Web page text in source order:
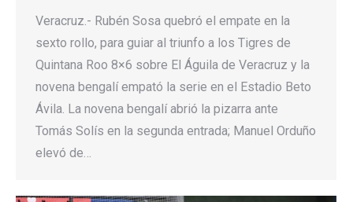
Veracruz.- Rubén Sosa quebró el empate en la
sexto rollo, para guiar al triunfo a los Tigres de
Quintana Roo 8×6 sobre El Águila de Veracruz y la
novena bengalí empató la serie en el Estadio Beto
Ávila. La novena bengalí abrió la pizarra ante
Tomás Solís en la segunda entrada; Manuel Orduño
elevó de…